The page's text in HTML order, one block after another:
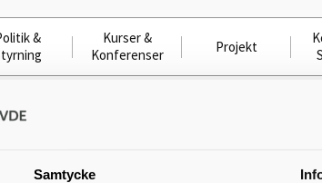
Samtycke
&
Kurser &
Konferenser
Projekt
Anslag 2024-12-06